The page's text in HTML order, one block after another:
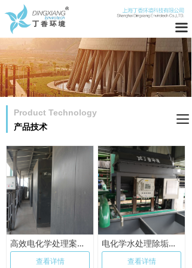
끀
网站首页
关于我们
产品技术
工程案例
新闻中心
社会责任
职位发布
联系我们
Product Technology
产品技术
끀
高效电化学处理案例-陕西海燕
查看详情
电化学水处理除垢设备案例——新天铁
查看详情